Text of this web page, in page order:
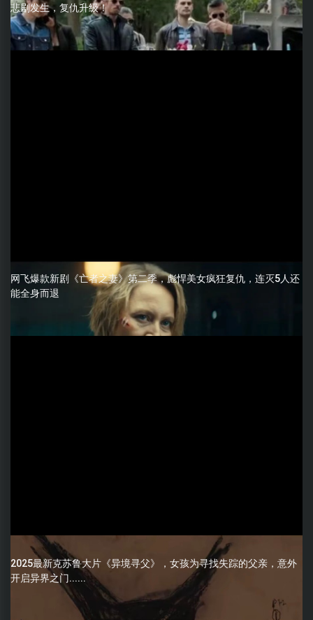
悲剧发生，复仇升级！
网飞爆款新剧《亡者之妻》第二季，彪悍美女疯狂复仇，连灭5人还
能全身而退
2025最新克苏鲁大片《异境寻父》，女孩为寻找失踪的父亲，意外
开启异界之门......